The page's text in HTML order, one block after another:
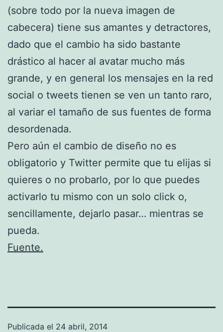
(sobre todo por la nueva imagen de
cabecera) tiene sus amantes y detractores,
dado que el cambio ha sido bastante
drástico al hacer al avatar mucho más
grande, y en general los mensajes en la red
social o tweets tienen se ven un tanto raro,
al variar el tamaño de sus fuentes de forma
desordenada.
Pero aún el cambio de diseño no es
obligatorio y Twitter permite que tu elijas si
quieres o no probarlo, por lo que puedes
activarlo tu mismo con un solo click o,
sencillamente, dejarlo pasar… mientras se
pueda.
Fuente.
Publicada el 24 abril, 2014